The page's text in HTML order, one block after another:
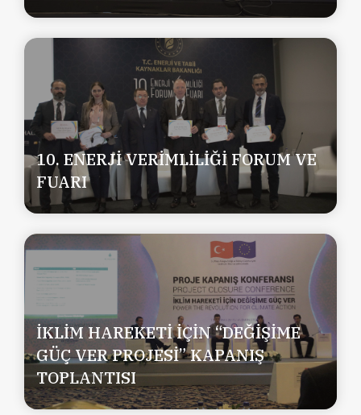
10. ENERJİ VERİMLİLİĞİ FORUM VE
FUARI
İKLİM HAREKETİ İÇİN “DEĞİŞİME
GÜÇ VER PROJESİ” KAPANIŞ
TOPLANTISI